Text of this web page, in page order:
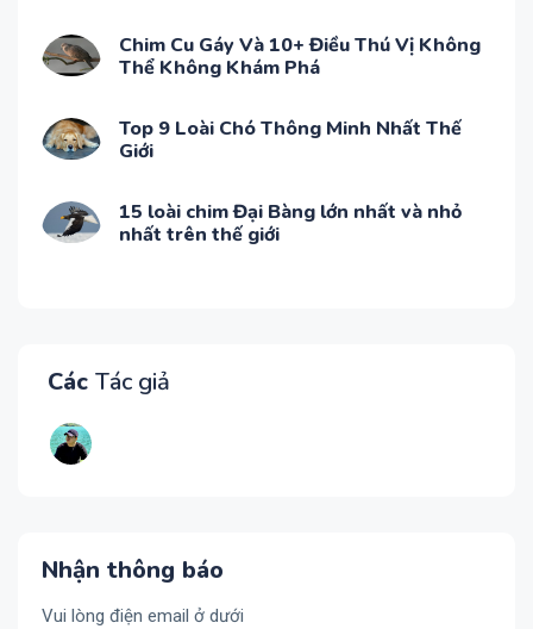
Chim Cu Gáy Và 10+ Điều Thú Vị Không
Thể Không Khám Phá
Top 9 Loài Chó Thông Minh Nhất Thế
Giới
15 loài chim Đại Bàng lớn nhất và nhỏ
nhất trên thế giới
Các Tác giả
Nhận thông báo
Vui lòng điện email ở dưới